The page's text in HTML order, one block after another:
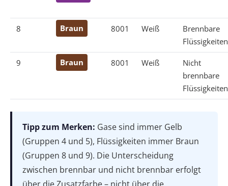
8 Braun 8001 Weiß
Brennbare
Flüssigkeiten
9 Braun 8001 Weiß
Nicht
brennbare
Flüssigkeiten
Tipp zum Merken: Gase sind immer Gelb
(Gruppen 4 und 5), Flüssigkeiten immer Braun
(Gruppen 8 und 9). Die Unterscheidung
zwischen brennbar und nicht brennbar erfolgt